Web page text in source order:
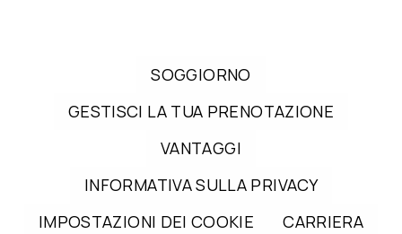
SOGGIORNO
GESTISCI LA TUA PRENOTAZIONE
VANTAGGI
INFORMATIVA SULLA PRIVACY
IMPOSTAZIONI DEI COOKIE
CARRIERA